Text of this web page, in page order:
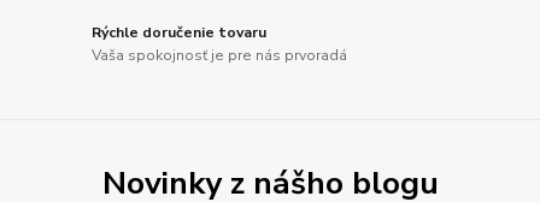
Rýchle doručenie tovaru
Vaša spokojnosť je pre nás prvoradá
Novinky z nášho blogu